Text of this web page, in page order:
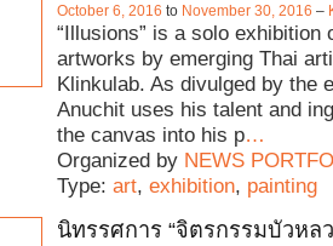
October 6, 2016 to November 30, 2016 –
“Illusions” is a solo exhibition
artworks by emerging Thai
Klinkulab. As divulged by the
Anuchit uses his talent and
the canvas into his p…
Organized by NEWS
Type: art, exhibition, painting
นิทรรศการ “จิตรกรรมบัวหลว